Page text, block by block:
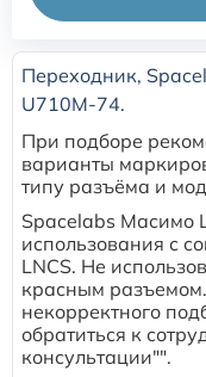
Переходник,
U710M-74.
При подборе
варианты
типу разъёма и
Spacelabs Масимо
использования с
LNCS. Не
красным
некорректного
обратиться к
консультации"".
Расходные
Расходные
Расходные
Расходные
Расходные
Расходные